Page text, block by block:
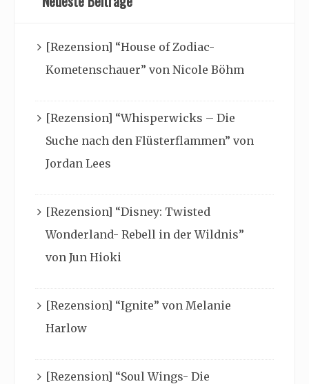
[Rezension] “House of Zodiac-
Kometenschauer” von Nicole Böhm
[Rezension] “Whisperwicks – Die
Suche nach den Flüsterflammen” von
Jordan Lees
[Rezension] “Disney: Twisted
Wonderland- Rebell in der Wildnis”
von Jun Hioki
[Rezension] “Ignite” von Melanie
Harlow
[Rezension] “Soul Wings- Die